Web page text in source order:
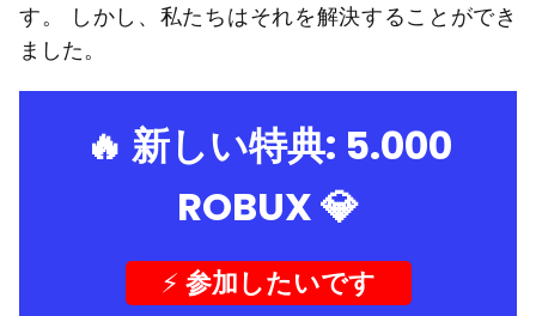
す。 しかし、私たちはそれを解決することができ
ました。
🔥 新しい特典: 5.000
ROBUX💎
⚡️ 参加したいです